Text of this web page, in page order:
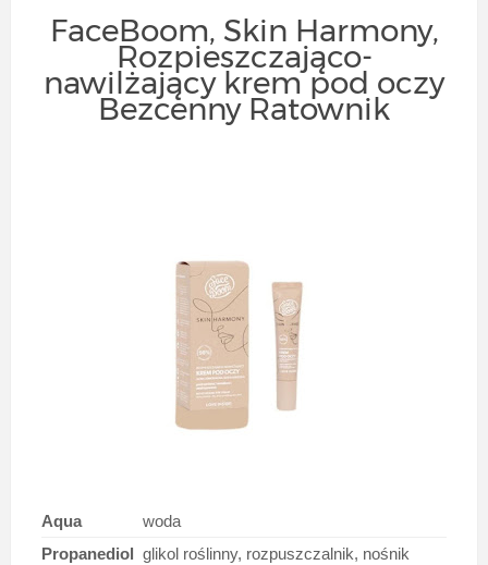
FaceBoom, Skin Harmony,
Rozpieszczająco-
nawilżający krem pod oczy
Bezcenny Ratownik
Aqua
woda
Propanediol glikol roślinny, rozpuszczalnik, nośnik